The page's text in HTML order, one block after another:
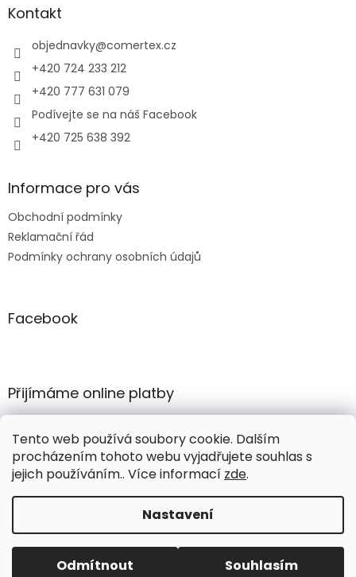
Tento web používá soubory cookie. Dalším
procházením tohoto webu vyjadřujete souhlas s
jejich používáním.. Více informací zde.
Nastavení
Odmítnout Souhlasím
aKontakt
objednavky@comertex.cz
+420 724 233 212
+420 777 631 079
Podívejte se na náš Facebook
+420 725 638 392
Informace pro vás
Obchodní podmínky
Reklamační řád
Podmínky ochrany osobních údajů
Facebook
Přijímáme online platby
Copyright 2026COMERTEX e-shop. Všechna práva
vyhrazena.
Upravit nastavení cookies